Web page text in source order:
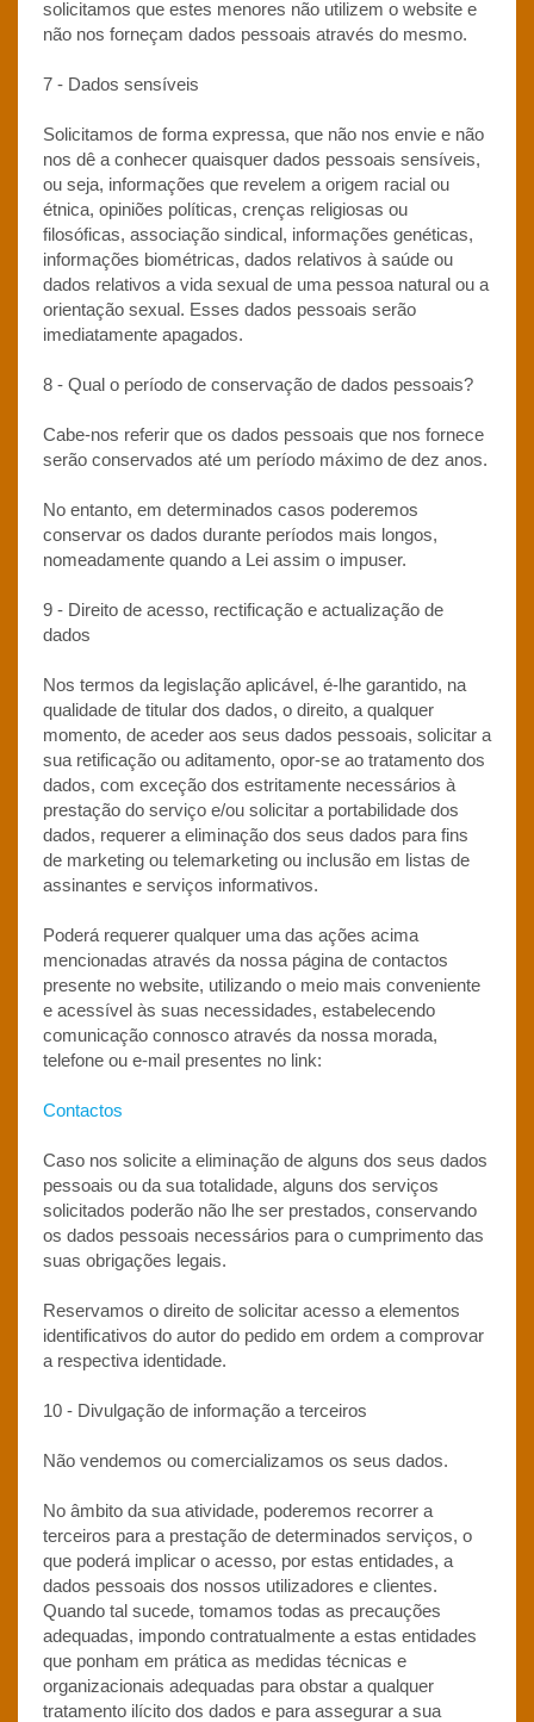
solicitamos que estes menores não utilizem o website e
não nos forneçam dados pessoais através do mesmo.
7 - Dados sensíveis
Solicitamos de forma expressa, que não nos envie e não
nos dê a conhecer quaisquer dados pessoais sensíveis,
ou seja, informações que revelem a origem racial ou
étnica, opiniões políticas, crenças religiosas ou
filosóficas, associação sindical, informações genéticas,
informações biométricas, dados relativos à saúde ou
dados relativos a vida sexual de uma pessoa natural ou a
orientação sexual. Esses dados pessoais serão
imediatamente apagados.
8 - Qual o período de conservação de dados pessoais?
Cabe-nos referir que os dados pessoais que nos fornece
serão conservados até um período máximo de dez anos.
No entanto, em determinados casos poderemos
conservar os dados durante períodos mais longos,
nomeadamente quando a Lei assim o impuser.
9 - Direito de acesso, rectificação e actualização de
dados
Nos termos da legislação aplicável, é-lhe garantido, na
qualidade de titular dos dados, o direito, a qualquer
momento, de aceder aos seus dados pessoais, solicitar a
sua retificação ou aditamento, opor-se ao tratamento dos
dados, com exceção dos estritamente necessários à
prestação do serviço e/ou solicitar a portabilidade dos
dados, requerer a eliminação dos seus dados para fins
de marketing ou telemarketing ou inclusão em listas de
assinantes e serviços informativos.
Poderá requerer qualquer uma das ações acima
mencionadas através da nossa página de contactos
presente no website, utilizando o meio mais conveniente
e acessível às suas necessidades, estabelecendo
comunicação connosco através da nossa morada,
telefone ou e-mail presentes no link:
Contactos
Caso nos solicite a eliminação de alguns dos seus dados
pessoais ou da sua totalidade, alguns dos serviços
solicitados poderão não lhe ser prestados, conservando
os dados pessoais necessários para o cumprimento das
suas obrigações legais.
Reservamos o direito de solicitar acesso a elementos
identificativos do autor do pedido em ordem a comprovar
a respectiva identidade.
10 - Divulgação de informação a terceiros
Não vendemos ou comercializamos os seus dados.
No âmbito da sua atividade, poderemos recorrer a
terceiros para a prestação de determinados serviços, o
que poderá implicar o acesso, por estas entidades, a
dados pessoais dos nossos utilizadores e clientes.
Quando tal sucede, tomamos todas as precauções
adequadas, impondo contratualmente a estas entidades
que ponham em prática as medidas técnicas e
organizacionais adequadas para obstar a qualquer
tratamento ilícito dos dados e para assegurar a sua